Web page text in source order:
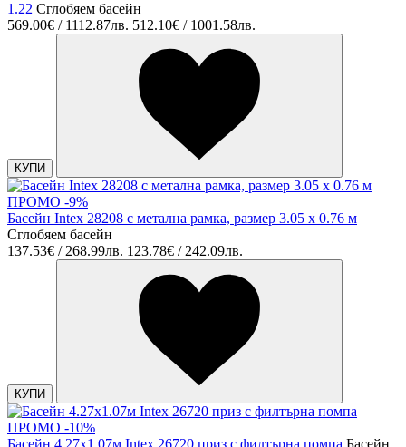
1.22 Сглобяем басейн
569.00€ / 1112.87лв. 512.10€ / 1001.58лв.
КУПИ
ПРОМО -9%
Басейн Intex 28208 с метална рамка, размер 3.05 х 0.76 м
Сглобяем басейн
137.53€ / 268.99лв. 123.78€ / 242.09лв.
КУПИ
ПРОМО -10%